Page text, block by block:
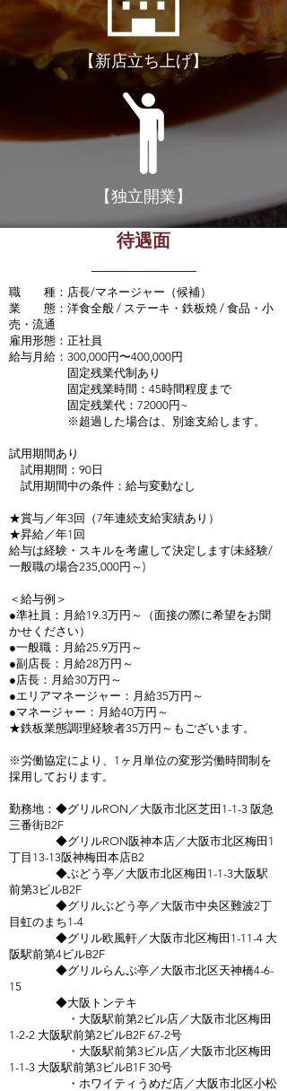
【新店立ち上げ】
【独立開業】
待遇面
職 種：店長/マネージャー（候補）
業 態：洋食全般 / ステーキ・鉄板焼 / 食品・小
売・流通
雇用形態：正社員
給与月給：300,000円〜400,000円
固定残業代制あり
固定残業時間：45時間程度まで
固定残業代：72000円~
※超過した場合は、別途支給します。
試用期間あり
試用期間：90日
試用期間中の条件：給与変動なし
★賞与／年3回（7年連続支給実績あり）
★昇給／年1回
給与は経験・スキルを考慮して決定します(未経験/
一般職の場合235,000円～)
＜給与例＞
●準社員：月給19.3万円～（面接の際に希望をお聞
かせください）
●一般職：月給25.9万円～
●副店長：月給28万円～
●店長：月給30万円～
●エリアマネージャー：月給35万円～
●マネージャー：月給40万円～
★鉄板業態調理経験者35万円～もございます。
※労働協定により、1ヶ月単位の変形労働時間制を
採用しております。
勤務地：◆グリルRON／大阪市北区芝田1-1-3 阪急
三番街B2F
◆グリルRON阪神本店／大阪市北区梅田1
丁目13-13阪神梅田本店B2
◆ぶどう亭／大阪市北区梅田1-1-3大阪駅
前第3ビルB2F
◆グリルぶどう亭／大阪市中央区難波2丁
目虹のまち1-4
◆グリル欧風軒／大阪市北区梅田1-11-4 大
阪駅前第4ビルB2F
◆グリルらんぷ亭／大阪市北区天神橋4-6-
15
◆大阪トンテキ
・大阪駅前第2ビル店／大阪市北区梅田
1-2-2 大阪駅前第2ビルB2F 67-2号
・大阪駅前第3ビル店／大阪市北区梅田
1-1-3 大阪駅前第3ビルB1F 30号
・ホワイティうめだ店／大阪市北区小松